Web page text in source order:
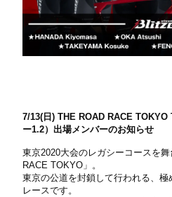
7/13(日) THE ROAD RACE TOKYO
ー1.2）出場メンバーのお知らせ
東京2020大会のレガシーコースを
RACE TOKYO」。
東京の公道を封鎖して行われる、
レースです。